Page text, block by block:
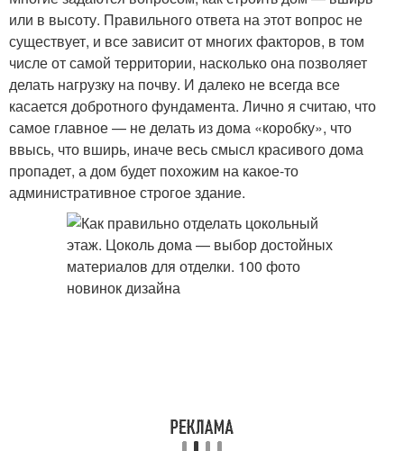
или в высоту. Правильного ответа на этот вопрос не
существует, и все зависит от многих факторов, в том
числе от самой территории, насколько она позволяет
делать нагрузку на почву. И далеко не всегда все
касается добротного фундамента. Лично я считаю, что
самое главное — не делать из дома «коробку», что
ввысь, что вширь, иначе весь смысл красивого дома
пропадет, а дом будет похожим на какое-то
административное строгое здание.